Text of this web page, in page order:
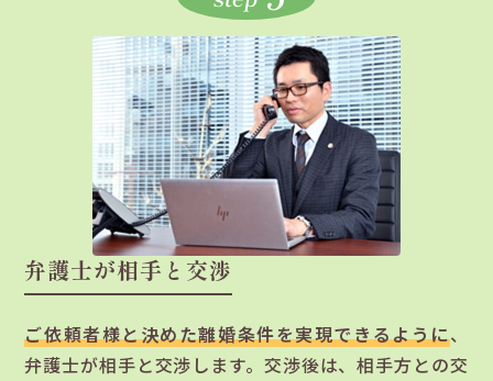
弁護士が相手と交渉
ご依頼者様と決めた離婚条件を実現できるように、
弁護士が相手と交渉します。交渉後は、相手方との交